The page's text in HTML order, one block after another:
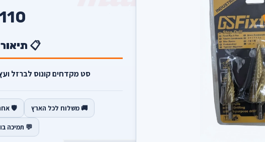
📋
סט מקדחים קונוס לברזל ועץ 3 יח' כולם בגדלים
🚚 משלוח לכל הארץ 🛡️
💬 תמיכה